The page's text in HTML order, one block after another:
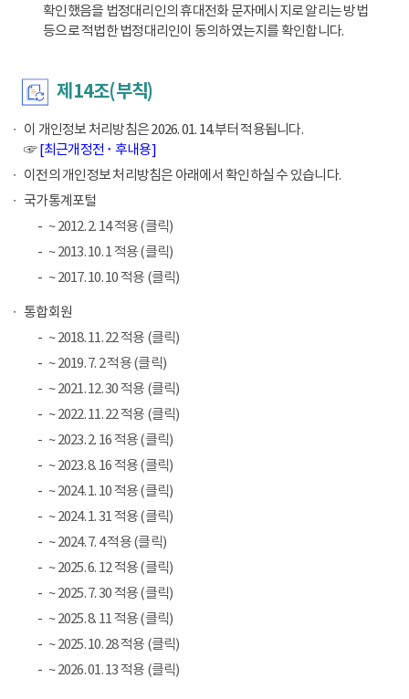
확인했음을 법정대리인의 휴대전화 문자메시지로 알리는 방법
등으로 적법한 법정대리인이 동의하였는지를 확인합니다.
제14조(부칙)
이 개인정보 처리방침은 2026. 01. 14.부터 적용됩니다.
☞[최근개정전 ･ 후내용]
이전의 개인정보 처리방침은 아래에서 확인하실 수 있습니다.
국가통계포털
~ 2012. 2. 14 적용 (클릭)
~ 2013. 10. 1 적용 (클릭)
~ 2017. 10. 10 적용 (클릭)
통합회원
~ 2018. 11. 22 적용 (클릭)
~ 2019. 7. 2 적용 (클릭)
~ 2021. 12. 30 적용 (클릭)
~ 2022. 11. 22 적용 (클릭)
~ 2023. 2. 16 적용 (클릭)
~ 2023. 8. 16 적용 (클릭)
~ 2024. 1. 10 적용 (클릭)
~ 2024. 1. 31 적용 (클릭)
~ 2024. 7. 4 적용 (클릭)
~ 2025. 6. 12 적용 (클릭)
~ 2025. 7. 30 적용 (클릭)
~ 2025. 8. 11 적용 (클릭)
~ 2025. 10. 28 적용 (클릭)
~ 2026. 01. 13 적용 (클릭)